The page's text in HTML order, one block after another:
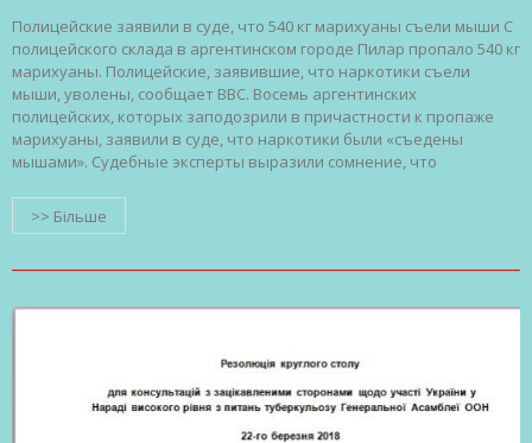
Полицейские заявили в суде, что 540 кг марихуаны съели мыши С
полицейского склада в аргентинском городе Пилар пропало 540 кг
марихуаны. Полицейские, заявившие, что наркотики съели
мыши, уволены, сообщает ВВС. Восемь аргентинских
полицейских, которых заподозрили в причастности к пропаже
марихуаны, заявили в суде, что наркотики были «съедены
мышами». Судебные эксперты выразили сомнение, что
>> Більше